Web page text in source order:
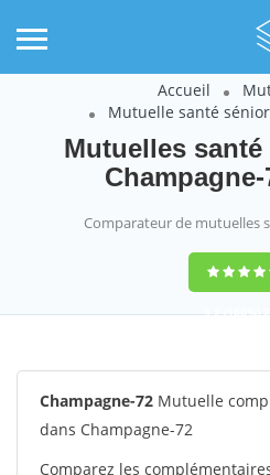
Accueil
Mutuelle santé
Mutuelles
Champagne-
Comparateur de mutuelles
9,2(100%)
Champagne-72 Mutuelle
dans Champagne-72
Comparez les